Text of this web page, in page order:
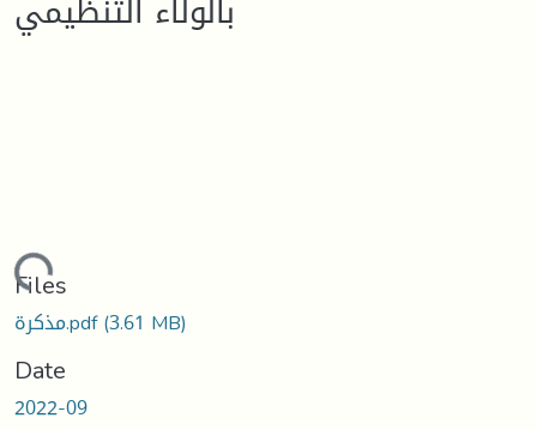
بالولاء التنظيمي
Loading...
Files
مذكرة.pdf(3.61 MB)
Date
2022-09